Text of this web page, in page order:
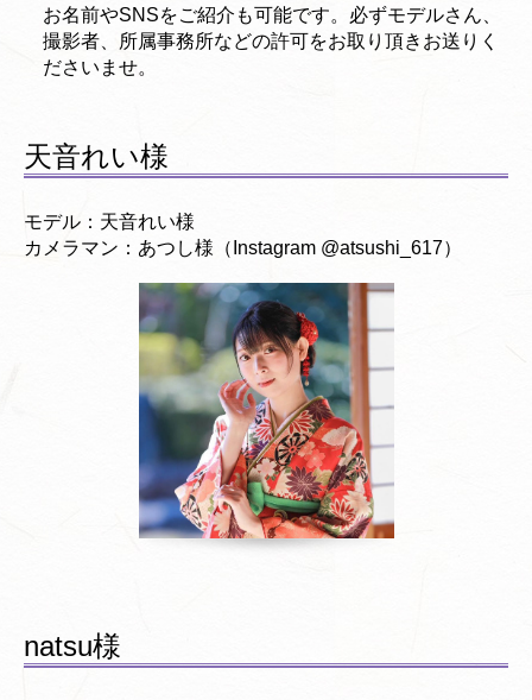
お名前やSNSをご紹介も可能です。必ずモデルさん、
撮影者、所属事務所などの許可をお取り頂きお送りく
ださいませ。
天音れい様
モデル：天音れい様
カメラマン：あつし様（Instagram @atsushi_617）
natsu様